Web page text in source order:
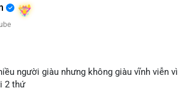
người giàu nhưng không giàu vĩnh viễn vì
2 thứ